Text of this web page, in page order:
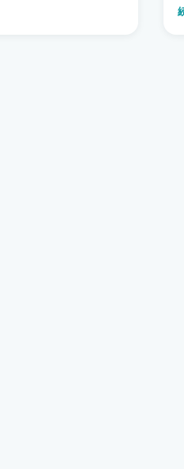
間ブラシの特徴を […]